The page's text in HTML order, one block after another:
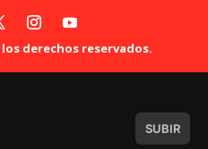
derechos reservados.
SUBIR